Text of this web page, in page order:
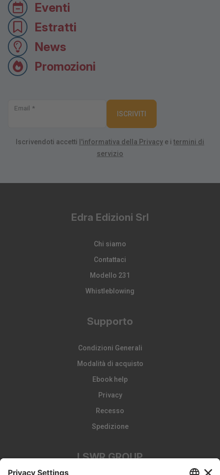
Eventi
Estratti
News
Promozioni
Email *
ISCRIVITI
Iscrivendoti accetti l'informativa della Privacy e i termini di
servizio
Edra Edizioni Srl
Chi siamo
Contattaci
Modello 231
Whistleblowing
Supporto
Condizioni Generali
Modalità di acquisto
Ebook help
Privacy
Recesso
Spedizione
LSWR GROUP